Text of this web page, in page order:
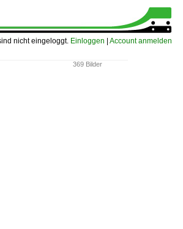
nicht eingeloggt. Einloggen Account anmelden
369 Bilder